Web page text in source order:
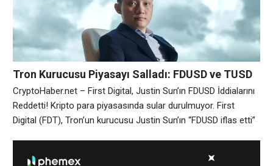
gelişmelerden olumsuz etkilendi. Cuma sabahı itibariyle
Bitcoin, %0,3 oranında düşüşle 83.121
Tron Kurucusu Piyasayı Salladı: FDUSD ve TUSD
Krizi Derinleşiyor!
CryptoHaber.net – First Digital, Justin Sun’ın FDUSD İddialarını
Reddetti! Kripto para piyasasında sular durulmuyor. First
Digital (FDT), Tron’un kurucusu Justin Sun’ın “FDUSD iflas etti”